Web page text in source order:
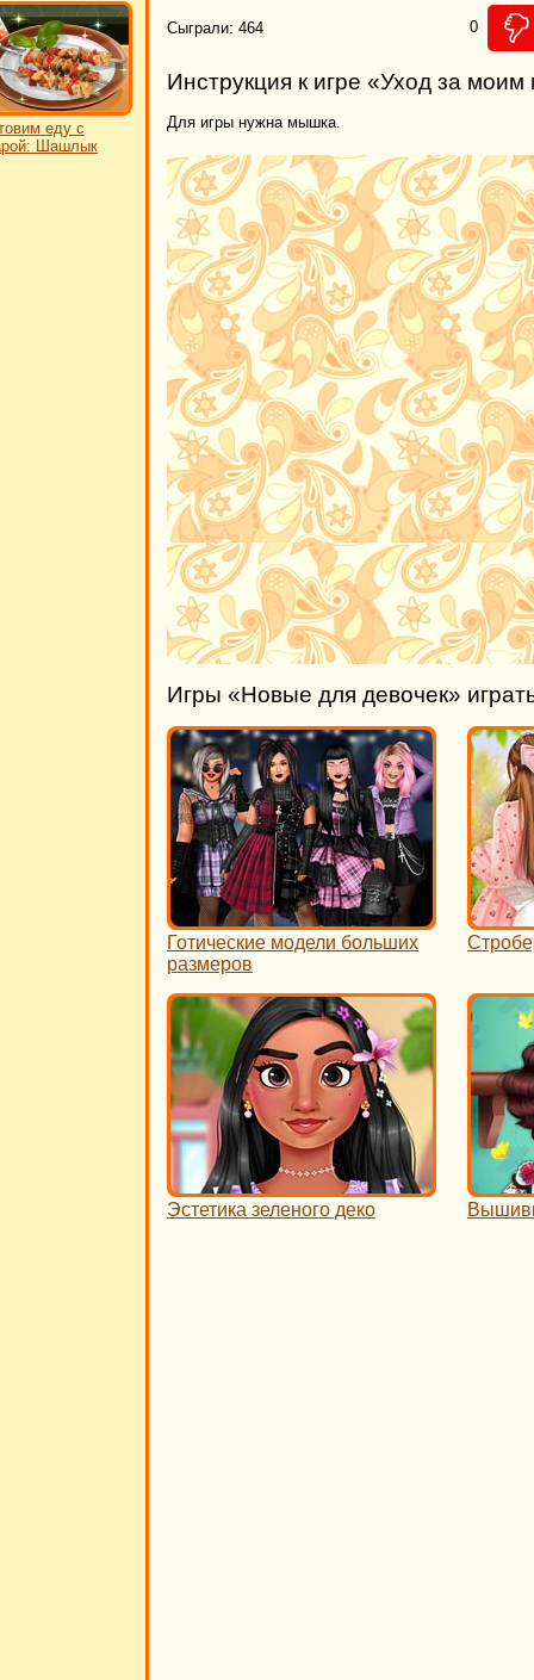
еду с
Шашлык
Сыграли: 464 0
Инструкция к игре «Уход за
Для игры нужна мышка.
Игры «Новые для девочек»
Готические модели больших
размеров
Эстетика зеленого деко